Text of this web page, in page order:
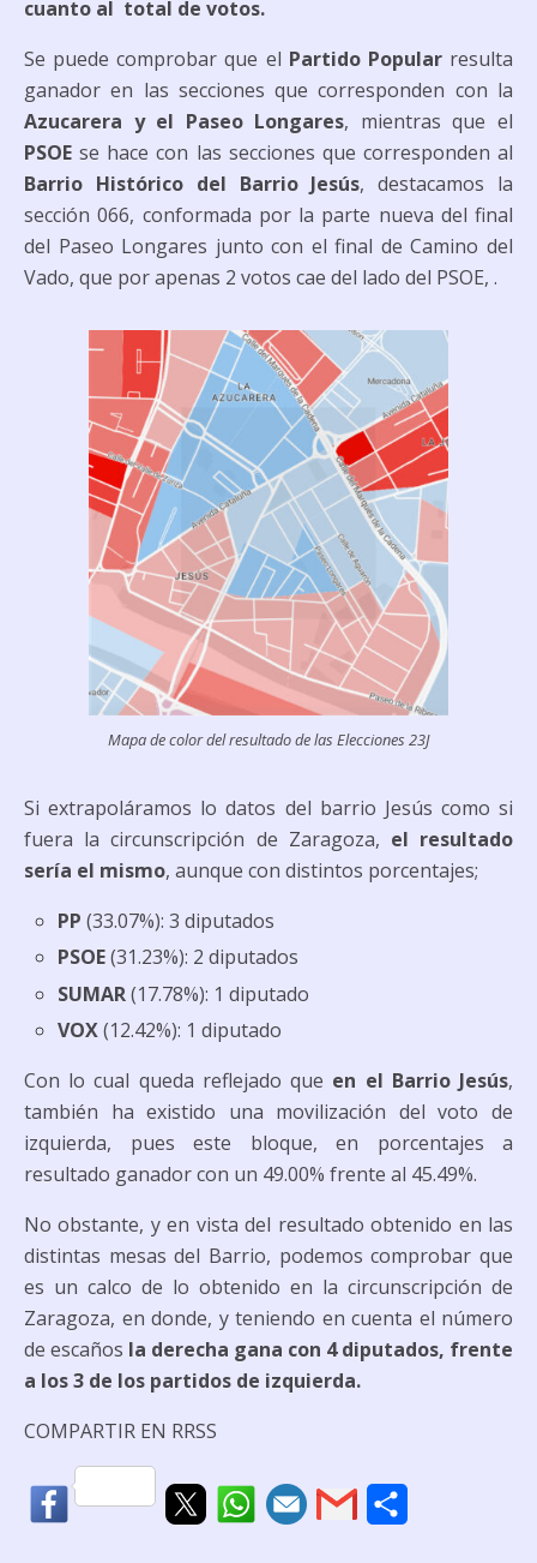
cuanto al total de votos.
Se puede comprobar que el Partido Popularresulta
ganador en las secciones que corresponden con la
Azucarera y el Paseo Longares, mientras que el
PSOE se hace con las secciones que corresponden al
Barrio Histórico del Barrio Jesús, destacamos la
sección 066, conformada por la parte nueva del final
del Paseo Longares junto con el final de Camino del
Vado, que por apenas 2 votos cae del lado del PSOE, .
Mapa de color del resultado de las Elecciones 23J
Si extrapoláramos lo datos del barrio Jesús como si
fuera la circunscripción de Zaragoza, el resultado
sería el mismo, aunque con distintos porcentajes;
PP (33.07%):3 diputados
PSOE(31.23%): 2 diputados
SUMAR(17.78%): 1 diputado
VOX(12.42%): 1 diputado
Con lo cual queda reflejado que en el Barrio Jesús,
también ha existido una movilización del voto de
izquierda, pues este bloque, en porcentajes a
resultado ganador con un 49.00% frente al 45.49%.
No obstante, y en vista del resultado obtenido en las
distintas mesas del Barrio, podemos comprobar que
es un calco de lo obtenido en la circunscripción de
Zaragoza, en donde, y teniendo en cuenta el número
de escaños la derecha gana con 4 diputados, frente
a los 3 de los partidos de izquierda.
COMPARTIR EN RRSS